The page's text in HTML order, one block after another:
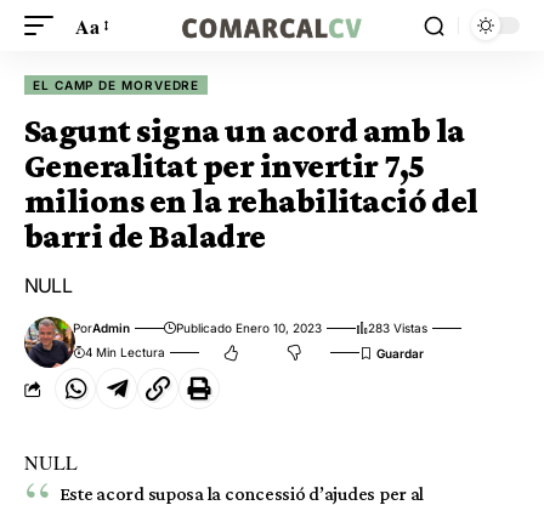
Aa
EL CAMP DE MORVEDRE
Sagunt signa un acord amb la
Generalitat per invertir 7,5
milions en la rehabilitació del
barri de Baladre
NULL
PorAdmin Publicado Enero 10, 2023
283 Vistas
4 Min Lectura
NULL
Este acord suposa la concessió d’ajudes per al